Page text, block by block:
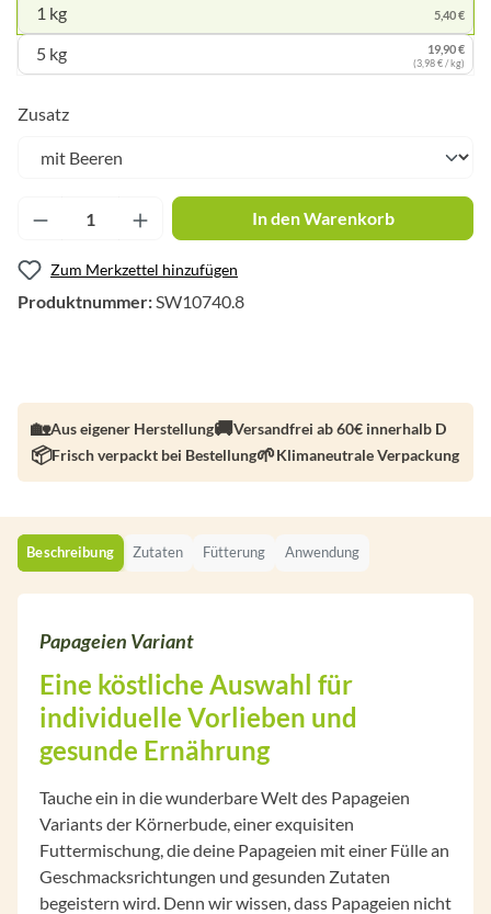
1 kg
5,40 €
5 kg 19,90 €
(3,98 € / kg)
Zusatzauswählen
Produkt Anzahl: Gib den gewünschten
In den Warenkorb
Zum Merkzettel hinzufügen
Produktnummer:SW10740.8
Aus eigener Herstellung
Versandfrei ab 60€ innerhalb D
Frisch verpackt bei Bestellung
Klimaneutrale Verpackung
Beschreibung Zutaten Fütterung Anwendung
Papageien Variant
Eine köstliche Auswahl für
individuelle Vorlieben und
gesunde Ernährung
Tauche ein in die wunderbare Welt des Papageien
Variants der Körnerbude, einer exquisiten
Futtermischung, die deine Papageien mit einer Fülle an
Geschmacksrichtungen und gesunden Zutaten
begeistern wird. Denn wir wissen, dass Papageien nicht